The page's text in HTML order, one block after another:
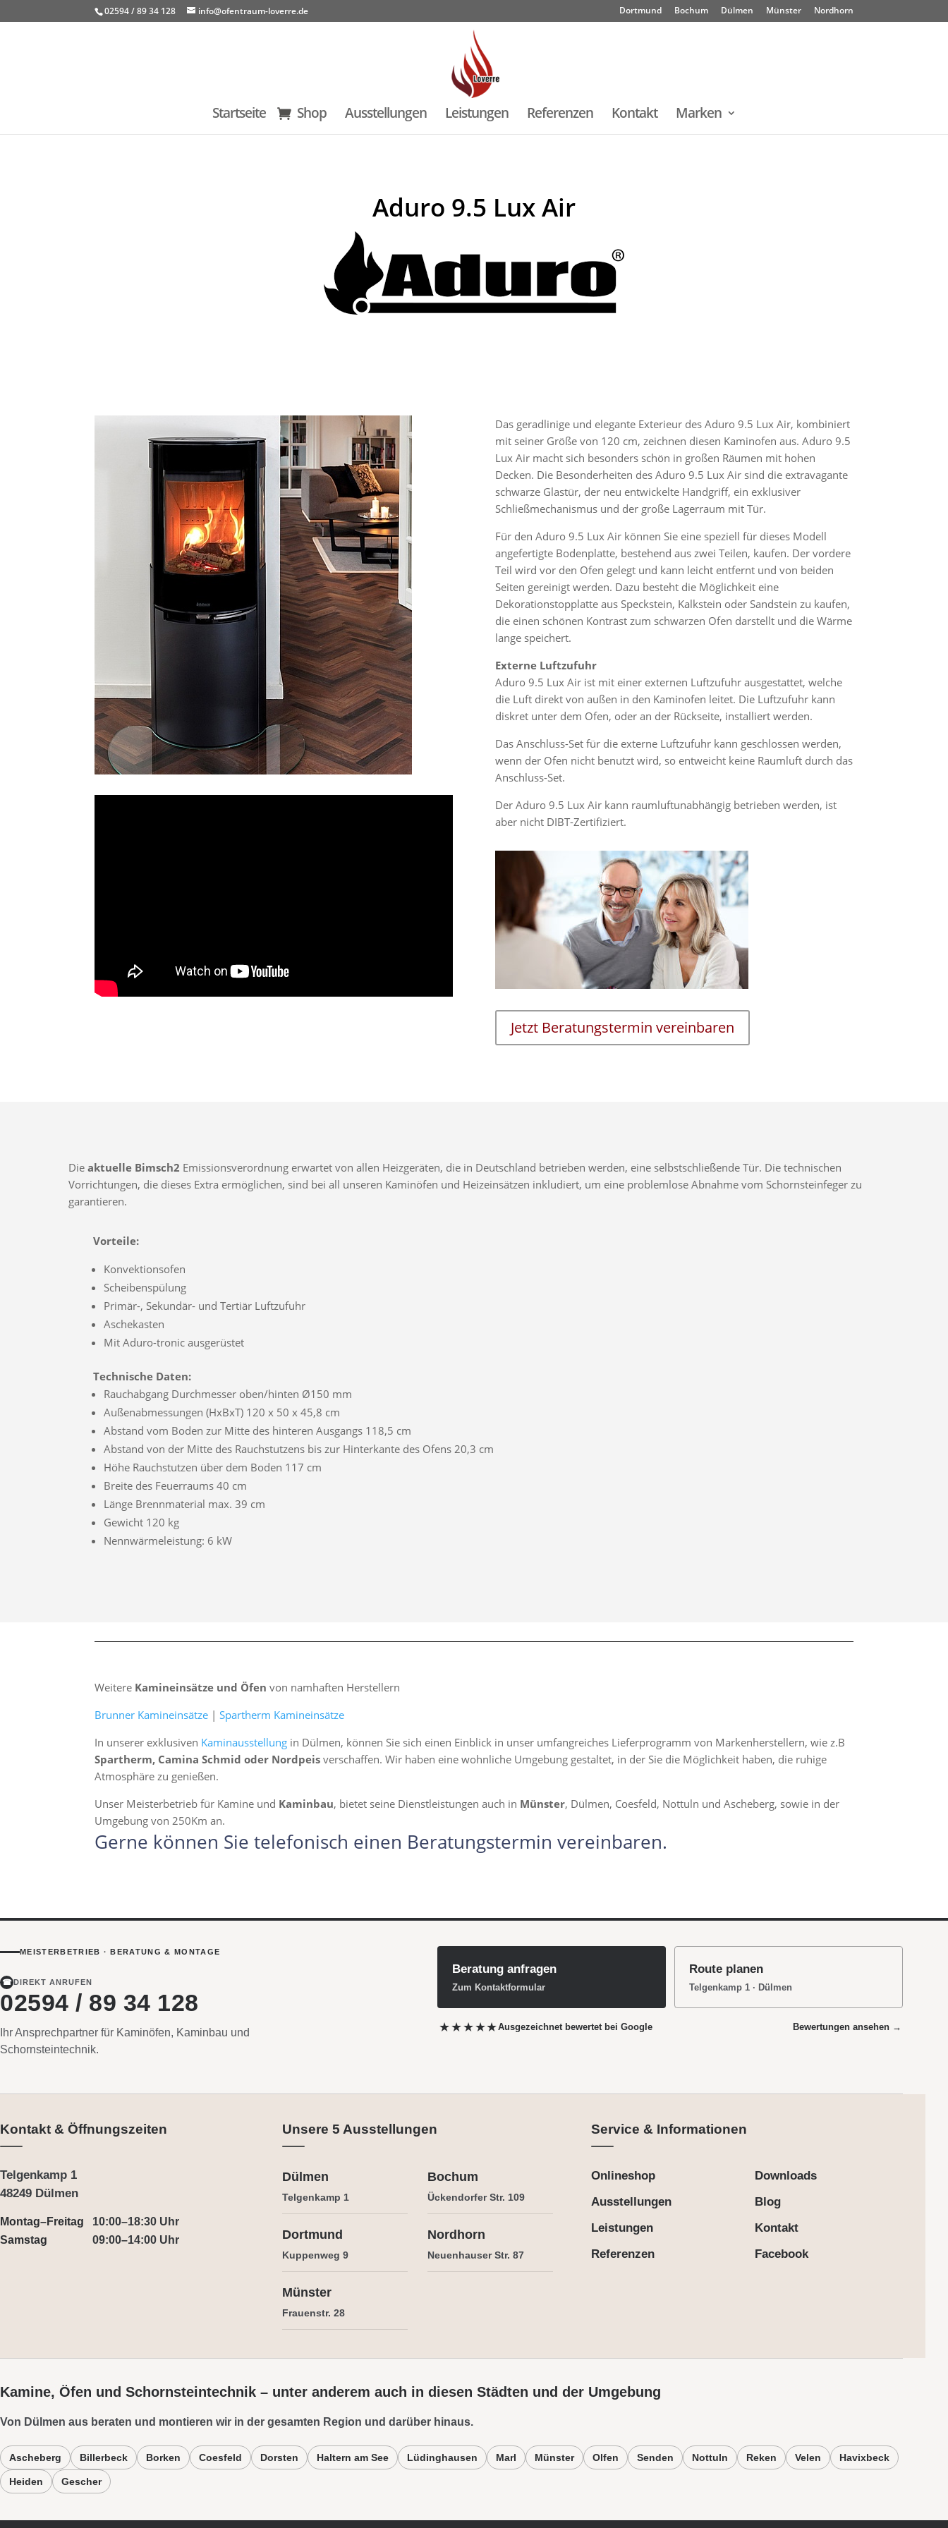
02594 / 89 34 128 info@ofentraum-loverre.de Dortmund Bochum Dülmen Münster Nordhorn
Startseite Shop Ausstellungen Leistungen Referenzen Kontakt Marken
Aduro 9.5 Lux Air
Das geradlinige und elegante Exterieur des Aduro 9.5 Lux Air, kombiniert
mit seiner Größe von 120 cm, zeichnen diesen Kaminofen aus. Aduro 9.5
Lux Air macht sich besonders schön in großen Räumen mit hohen
Decken. Die Besonderheiten des Aduro 9.5 Lux Air sind die extravagante
schwarze Glastür, der neu entwickelte Handgriff, ein exklusiver
Schließmechanismus und der große Lagerraum mit Tür.
Für den Aduro 9.5 Lux Air können Sie eine speziell für dieses Modell
angefertigte Bodenplatte, bestehend aus zwei Teilen, kaufen. Der vordere
Teil wird vor den Ofen gelegt und kann leicht entfernt und von beiden
Seiten gereinigt werden. Dazu besteht die Möglichkeit eine
Dekorationstopplatte aus Speckstein, Kalkstein oder Sandstein zu kaufen,
die einen schönen Kontrast zum schwarzen Ofen darstellt und die Wärme
lange speichert.
Externe Luftzufuhr
Aduro 9.5 Lux Air ist mit einer externen Luftzufuhr ausgestattet, welche
die Luft direkt von außen in den Kaminofen leitet. Die Luftzufuhr kann
diskret unter dem Ofen, oder an der Rückseite, installiert werden.
Das Anschluss-Set für die externe Luftzufuhr kann geschlossen werden,
wenn der Ofen nicht benutzt wird, so entweicht keine Raumluft durch das
Anschluss-Set.
Der Aduro 9.5 Lux Air kann raumluftunabhängig betrieben werden, ist
aber nicht DIBT-Zertifiziert.
Jetzt Beratungstermin vereinbaren
Die aktuelle Bimsch2 Emissionsverordnung erwartet von allen Heizgeräten, die in Deutschland betrieben werden, eine selbstschließende Tür. Die technischen
Vorrichtungen, die dieses Extra ermöglichen, sind bei all unseren Kaminöfen und Heizeinsätzen inkludiert, um eine problemlose Abnahme vom Schornsteinfeger zu
garantieren.
Vorteile:
Konvektionsofen
Scheibenspülung
Primär-, Sekundär- und Tertiär Luftzufuhr
Aschekasten
Mit Aduro-tronic ausgerüstet
Technische Daten:
Rauchabgang Durchmesser oben/hinten Ø150 mm
Außenabmessungen (HxBxT) 120 x 50 x 45,8 cm
Abstand vom Boden zur Mitte des hinteren Ausgangs 118,5 cm
Abstand von der Mitte des Rauchstutzens bis zur Hinterkante des Ofens 20,3 cm
Höhe Rauchstutzen über dem Boden 117 cm
Breite des Feuerraums 40 cm
Länge Brennmaterial max. 39 cm
Gewicht 120 kg
Nennwärmeleistung: 6 kW
Weitere Kamineinsätze und Öfen von namhaften Herstellern
Brunner Kamineinsätze |Spartherm Kamineinsätze
In unserer exklusiven Kaminausstellung in Dülmen, können Sie sich einen Einblick in unser umfangreiches Lieferprogramm von Markenherstellern, wie z.B
Spartherm, Camina Schmid oder Nordpeis verschaffen. Wir haben eine wohnliche Umgebung gestaltet, in der Sie die Möglichkeit haben, die ruhige
Atmosphäre zu genießen.
Unser Meisterbetrieb für Kamine und Kaminbau, bietet seine Dienstleistungen auch in Münster, Dülmen, Coesfeld, Nottuln und Ascheberg, sowie in der
Umgebung von 250Km an.
Gerne können Sie telefonisch einen Beratungstermin vereinbaren.
MEISTERBETRIEB · BERATUNG & MONTAGE
☎ DIREKT ANRUFEN
02594 / 89 34 128
Ihr Ansprechpartner für Kaminöfen, Kaminbau und
Schornsteintechnik.
Beratung anfragen
Zum Kontaktformular
Route planen
Telgenkamp 1 · Dülmen
★★★★★Ausgezeichnet bewertetbei Google Bewertungen ansehen →
Kontakt & Öffnungszeiten
Telgenkamp 1
48249 Dülmen
Montag–Freitag
10:00–18:30 Uhr
Samstag
09:00–14:00 Uhr
Unsere 5 Ausstellungen
Dülmen
Telgenkamp 1
Bochum
Ückendorfer Str. 109
Dortmund
Kuppenweg 9
Nordhorn
Neuenhauser Str. 87
Münster
Frauenstr. 28
Service & Informationen
Onlineshop
Ausstellungen
Leistungen
Referenzen
Downloads
Blog
Kontakt
Facebook
Kamine, Öfen und Schornsteintechnik – unter anderem auch in diesen Städten und der Umgebung
Von Dülmen aus beraten und montieren wir in der gesamten Region und darüber hinaus.
Ascheberg Billerbeck Borken Coesfeld Dorsten Haltern am See Lüdinghausen Marl Münster Olfen Senden Nottuln Reken Velen Havixbeck
Heiden Gescher